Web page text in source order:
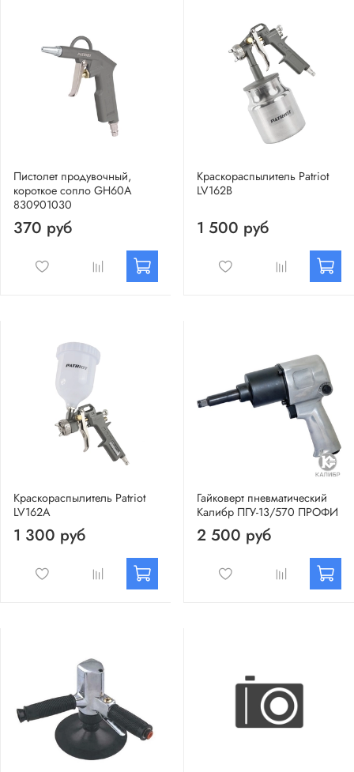
Пистолет продувочный,
короткое сопло GH60A
830901030
370 руб
Краскораспылитель Patriot
LV162B
1 500 руб
Краскораспылитель Patriot
LV162A
1 300 руб
Гайковерт пневматический
Калибр ПГУ-13/570 ПРОФИ
2 500 руб